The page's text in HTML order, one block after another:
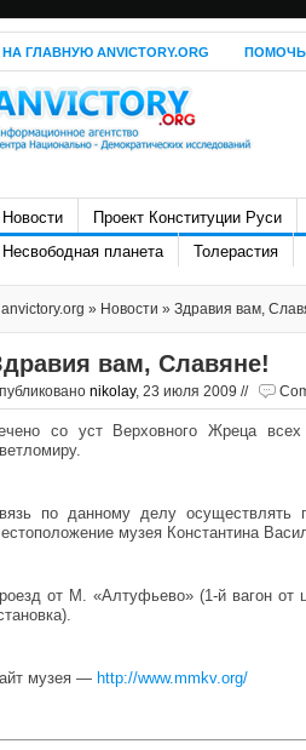
НА ГЛАВНУЮ ANVICTORY.ORG ПОМОЧЬ
Новости Проект Конституции Руси
Несвободная планета
Толерастия
anvictory.org » Новости » Здравия вам,
вам, Славяне!
nikolay, 23 июля 2009 //
со уст Верховного Жреца
по данному делу
музея Константина
от М. «Алтуфьево» (1-й вагон от
музея — http://www.mmkv.org/